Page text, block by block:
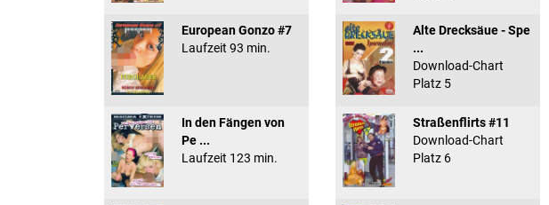
European Gonzo #7
Laufzeit 93 min.
In den Fängen von
Pe ...
Laufzeit 123 min.
Alte Drecksäue - Spe
...
Download-Chart
Platz 5
Straßenflirts #11
Download-Chart
Platz 6